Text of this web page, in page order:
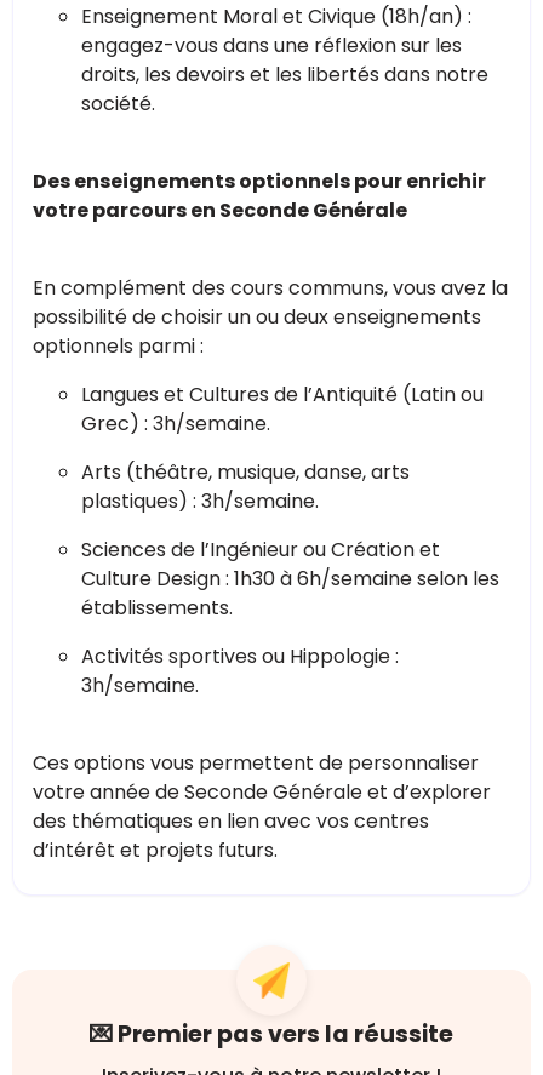
Enseignement Moral et Civique (18h/an) :
engagez-vous dans une réflexion sur les
droits, les devoirs et les libertés dans notre
société.
Des enseignements optionnels pour enrichir
votre parcours en Seconde Générale
En complément des cours communs, vous avez la
possibilité de choisir un ou deux enseignements
optionnels parmi :
Langues et Cultures de l’Antiquité (Latin ou
Grec) : 3h/semaine.
Arts (théâtre, musique, danse, arts
plastiques) : 3h/semaine.
Sciences de l’Ingénieur ou Création et
Culture Design : 1h30 à 6h/semaine selon les
établissements.
Activités sportives ou Hippologie :
3h/semaine.
Ces options vous permettent de personnaliser
votre année de Seconde Générale et d’explorer
des thématiques en lien avec vos centres
d’intérêt et projets futurs.
💌 Premier pas vers la réussite